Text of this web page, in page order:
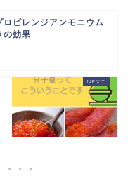
ロピレンジアンモニウム
の効果